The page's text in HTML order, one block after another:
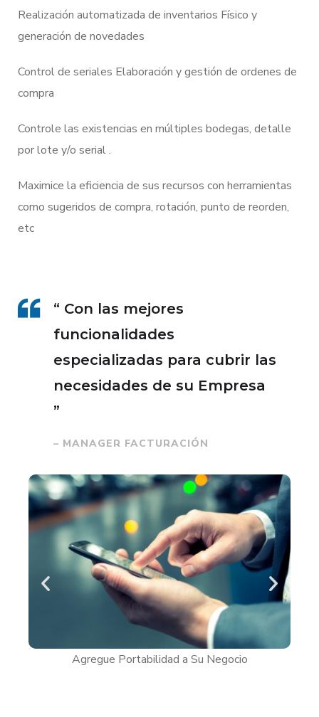
Realización automatizada de inventarios Físico y
generación de novedades
Control de seriales Elaboración y gestión de ordenes de
compra
Controle las existencias en múltiples bodegas, detalle
por lote y/o serial .
Maximice la eficiencia de sus recursos con herramientas
como sugeridos de compra, rotación, punto de reorden,
etc
“ Con las mejores
funcionalidades
especializadas para cubrir las
necesidades de su Empresa
”
– MANAGER FACTURACIÓN
Agregue Portabilidad a Su Negocio